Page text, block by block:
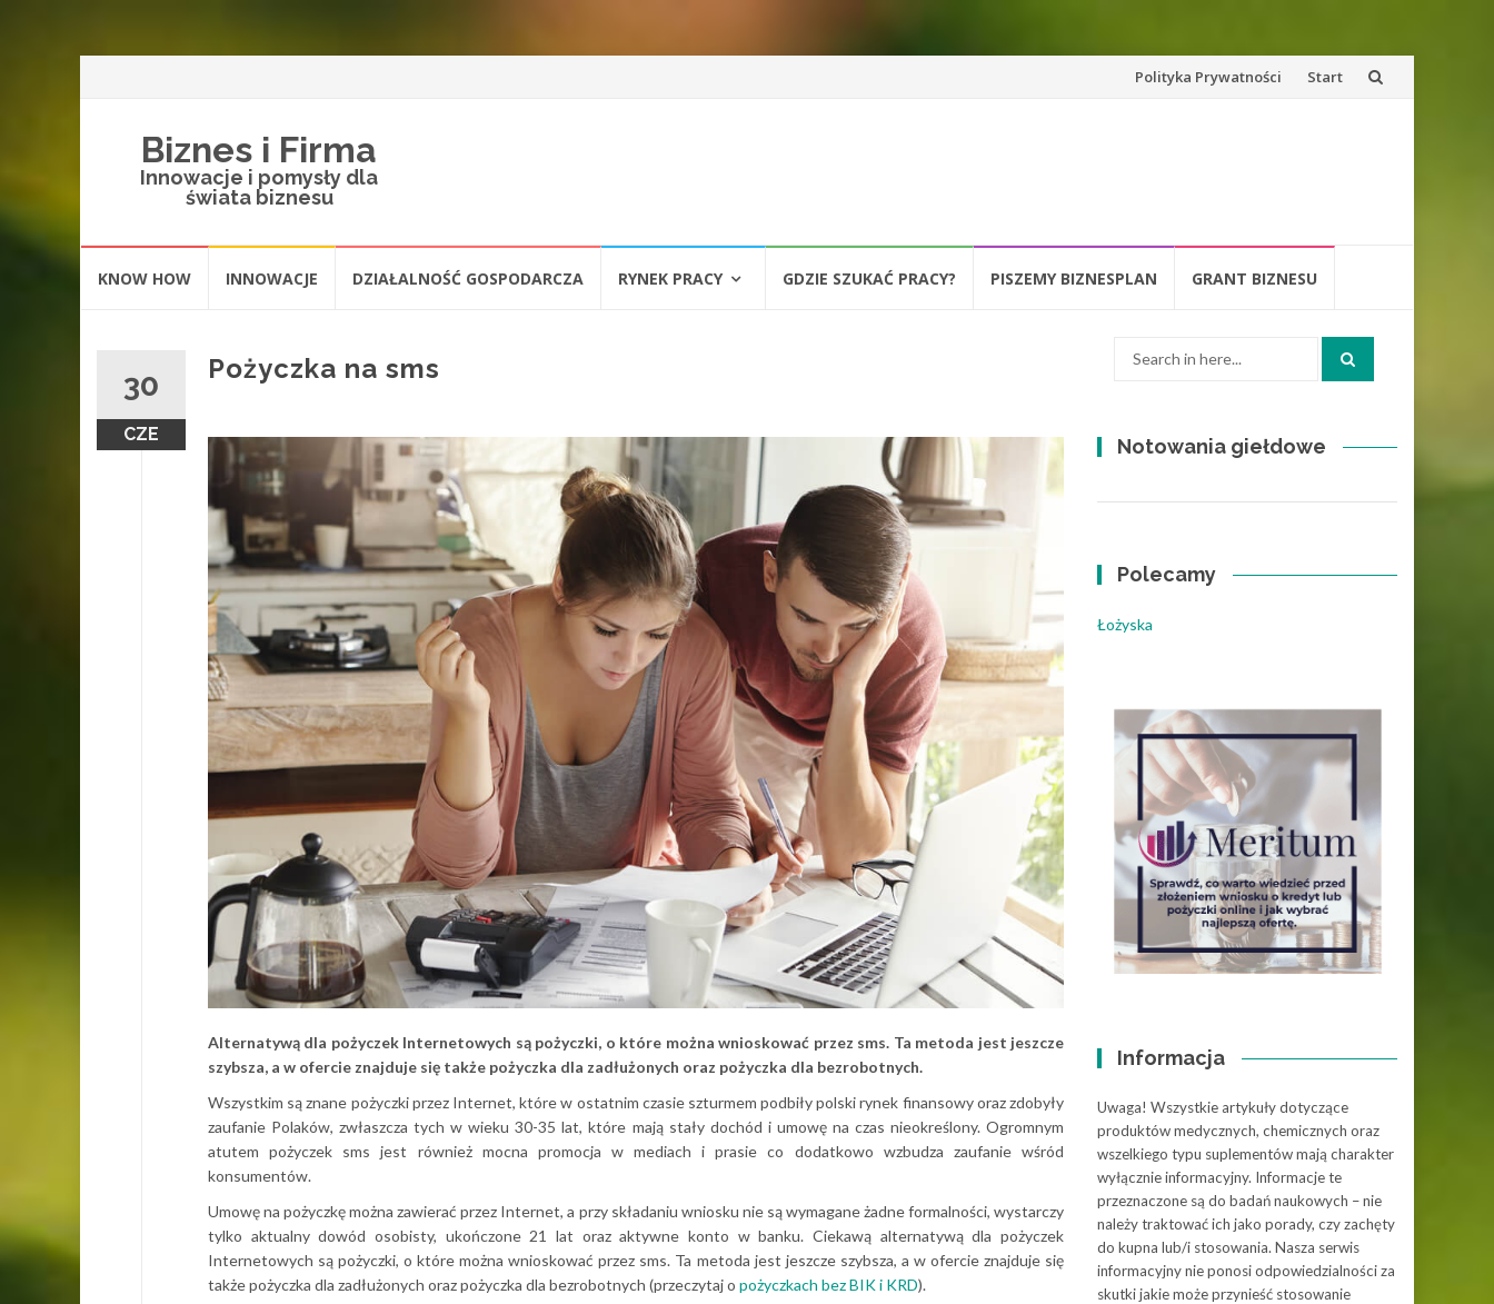
Skip
Polityka Prywatności Start
Biznes i Firma
Innowacje i pomysły dla
świata biznesu
KNOW HOW INNOWACJE DZIAŁALNOŚĆ GOSPODARCZA RYNEK PRACY GDZIE SZUKAĆ PRACY? PISZEMY BIZNESPLAN GRANT BIZNESU
30
CZE
Pożyczka na sms
Alternatywą dla pożyczek Internetowych są pożyczki, o które można wnioskować przez sms. Ta metoda jest jeszcze
szybsza, a w ofercie znajduje się także pożyczka dla zadłużonych oraz pożyczka dla bezrobotnych.
Wszystkim są znane pożyczki przez Internet, które w ostatnim czasie szturmem podbiły polski rynek finansowy oraz zdobyły
zaufanie Polaków, zwłaszcza tych w wieku 30-35 lat, które mają stały dochód i umowę na czas nieokreślony. Ogromnym
atutem pożyczek sms jest również mocna promocja w mediach i prasie co dodatkowo wzbudza zaufanie wśród
konsumentów.
Umowę na pożyczkę można zawierać przez Internet, a przy składaniu wniosku nie są wymagane żadne formalności, wystarczy
tylko aktualny dowód osobisty, ukończone 21 lat oraz aktywne konto w banku. Ciekawą alternatywą dla pożyczek
Internetowych są pożyczki, o które można wnioskować przez sms. Ta metoda jest jeszcze szybsza, a w ofercie znajduje się
także pożyczka dla zadłużonych oraz pożyczka dla bezrobotnych (przeczytaj o pożyczkach bez BIK i KRD).
Notowania giełdowe
Polecamy
Łożyska
Informacja
Uwaga! Wszystkie artykuły dotyczące
produktów medycznych, chemicznych oraz
wszelkiego typu suplementów mają charakter
wyłącznie informacyjny. Informacje te
przeznaczone są do badań naukowych – nie
należy traktować ich jako porady, czy zachęty
do kupna lub/i stosowania. Nasza serwis
informacyjny nie ponosi odpowiedzialności za
skutki jakie może przynieść stosowanie